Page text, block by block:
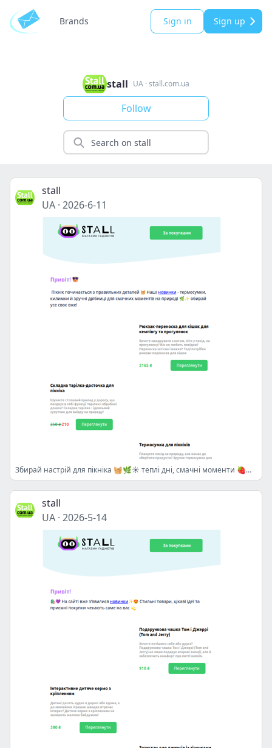
Brands Sign in Sign up
stall UA ·stall.com.ua
Follow
stall
UA · 2026-6-11
Збирай настрій для пікніка 🧺🌿☀️ теплі дні, смачні моменти 🍓🥪 і речі для себе вже тут ✨💚
stall
UA · 2026-5-14